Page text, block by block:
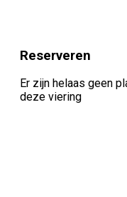
Reserveren
Er zijn helaas geen
deze viering